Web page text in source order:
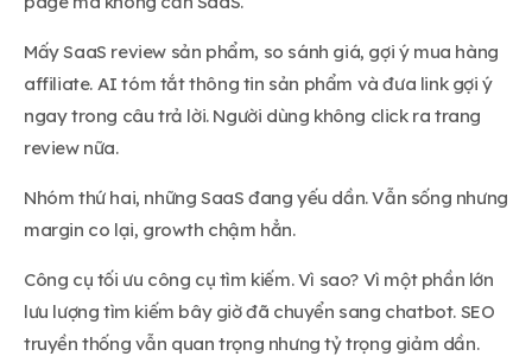
Mấy SaaS review sản phẩm, so sánh giá, gợi ý mua hàng
affiliate. AI tóm tắt thông tin sản phẩm và đưa link gợi ý
ngay trong câu trả lời. Người dùng không click ra trang
review nữa.
Nhóm thứ hai, những SaaS đang yếu dần. Vẫn sống nhưng
margin co lại, growth chậm hẳn.
Công cụ tối ưu công cụ tìm kiếm. Vì sao? Vì một phần lớn
lưu lượng tìm kiếm bây giờ đã chuyển sang chatbot. SEO
truyền thống vẫn quan trọng nhưng tỷ trọng giảm dần.